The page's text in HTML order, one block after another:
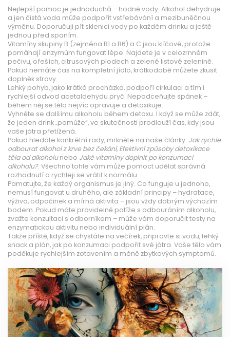
Nejlepší pomoc je jednoduchá – hodně vody. Alkohol dehydruje
a jen čistá voda může podpořit vstřebávání a mezibuněčnou
výměnu. Doporučuji pít sklenici vody po každém drinku a ještě
jednou před spaním.
Vitamíny skupiny B (zejména B1 a B6) a C jsou klíčové, protože
pomáhají enzymům fungovat lépe. Najdete je v celozrnném
pečivu, ořeších, citrusových plodech a zelené listové zelenině.
Pokud nemáte čas na kompletní jídlo, krátkodobě můžete zkusit
doplněk stravy.
Lehký pohyb, jako krátká procházka, podpoří cirkulaci a tím i
rychlejší odvod acetaldehydu pryč. Nepodceňujte spánek –
během něj se tělo nejvíc opravuje a detoxikuje.
Vyhněte se dalšímu alkoholu během detoxu. I když se může zdát,
že jeden drink „pomůže“, ve skutečnosti prodlouží čas, kdy jsou
vaše játra přetížená.
Pokud hledáte konkrétní rady, mrkněte na naše články: Jak rychle
odbourat alkohol z krve bez čekání, Efektivní způsoby detoxikace
těla od alkoholunebo Jaké vitamíny doplnit po konzumaci
alkoholu?. Všechno tohle vám může pomoct udělat správná
rozhodnutí a rychleji se vrátit k normálu.
Pamatujte, že každý organismus je jiný. Co funguje u jednoho,
nemusí fungovat u druhého, ale základní principy – hydratace,
výživa, odpočinek a mírná aktivita – jsou vždy dobrým výchozím
bodem. Pokud máte pravidelně potíže s odbouráním alkoholu,
zvažte konzultaci s odborníkem – může vám doporučit testy na
enzymatickou aktivitu nebo individuální plán.
Takže příště, když se chystáte na večírek, připravte si vodu, lehký
snack a plán, jak po konzumaci podpořit své játra. Vaše tělo vám
poděkuje rychlejším zotavením a méně zbytkových symptomů.